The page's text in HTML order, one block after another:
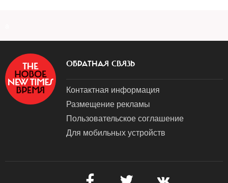
ОБРАТНАЯ СВЯЗЬ
Контактная информация
Размещение рекламы
Пользовательское соглашение
Для мобильных устройств